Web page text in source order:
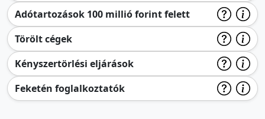
Adótartozások 100 millió forint felett
Törölt cégek
Kényszertörlési eljárások
Feketén foglalkoztatók